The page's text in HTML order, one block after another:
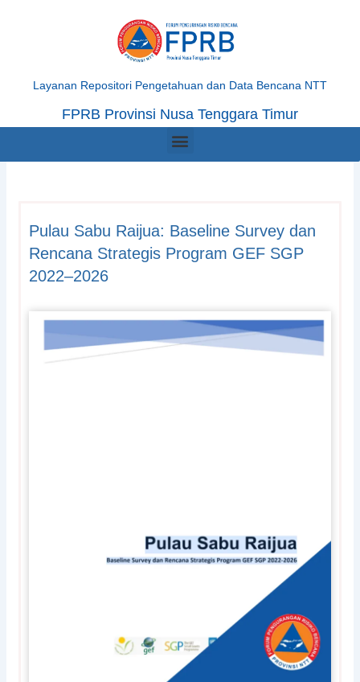
Layanan Repositori Pengetahuan dan Data Bencana NTT
FPRB Provinsi Nusa Tenggara Timur
Menu
Pulau Sabu Raijua: Baseline Survey dan
Rencana Strategis Program GEF SGP
2022–2026